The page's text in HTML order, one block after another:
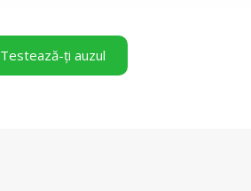
Testează-ți auzul